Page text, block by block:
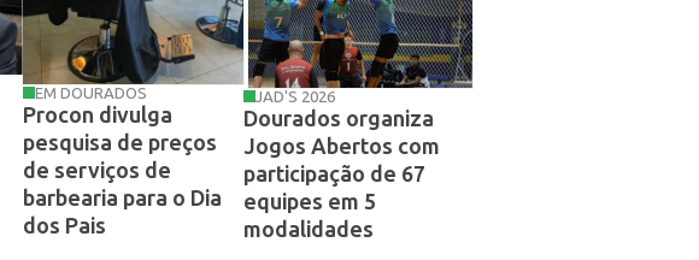
EM DOURADOS
Procon divulga
pesquisa de preços
de serviços de
barbearia para o Dia
dos Pais
JAD'S 2026
Dourados organiza
Jogos Abertos com
participação de 67
equipes em 5
modalidades